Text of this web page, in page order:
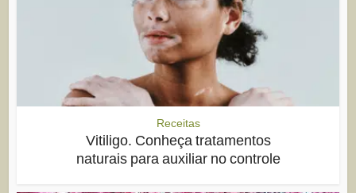
Receitas
Vitiligo. Conheça tratamentos
naturais para auxiliar no controle